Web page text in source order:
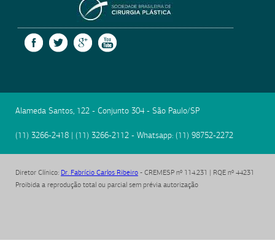
FACEBOOKTWITTERGOOGLE +
Alameda Santos, 122 - Conjunto 304 - São Paulo/SP
(11) 3266-2418 | (11) 3266-2112 - Whatsapp: (11) 98752-2272
Diretor Clínico: Dr. Fabrício Carlos Ribeiro - CREMESP nº 114.231 | RQE nº 44231
Proibida a reprodução total ou parcial sem prévia autorização